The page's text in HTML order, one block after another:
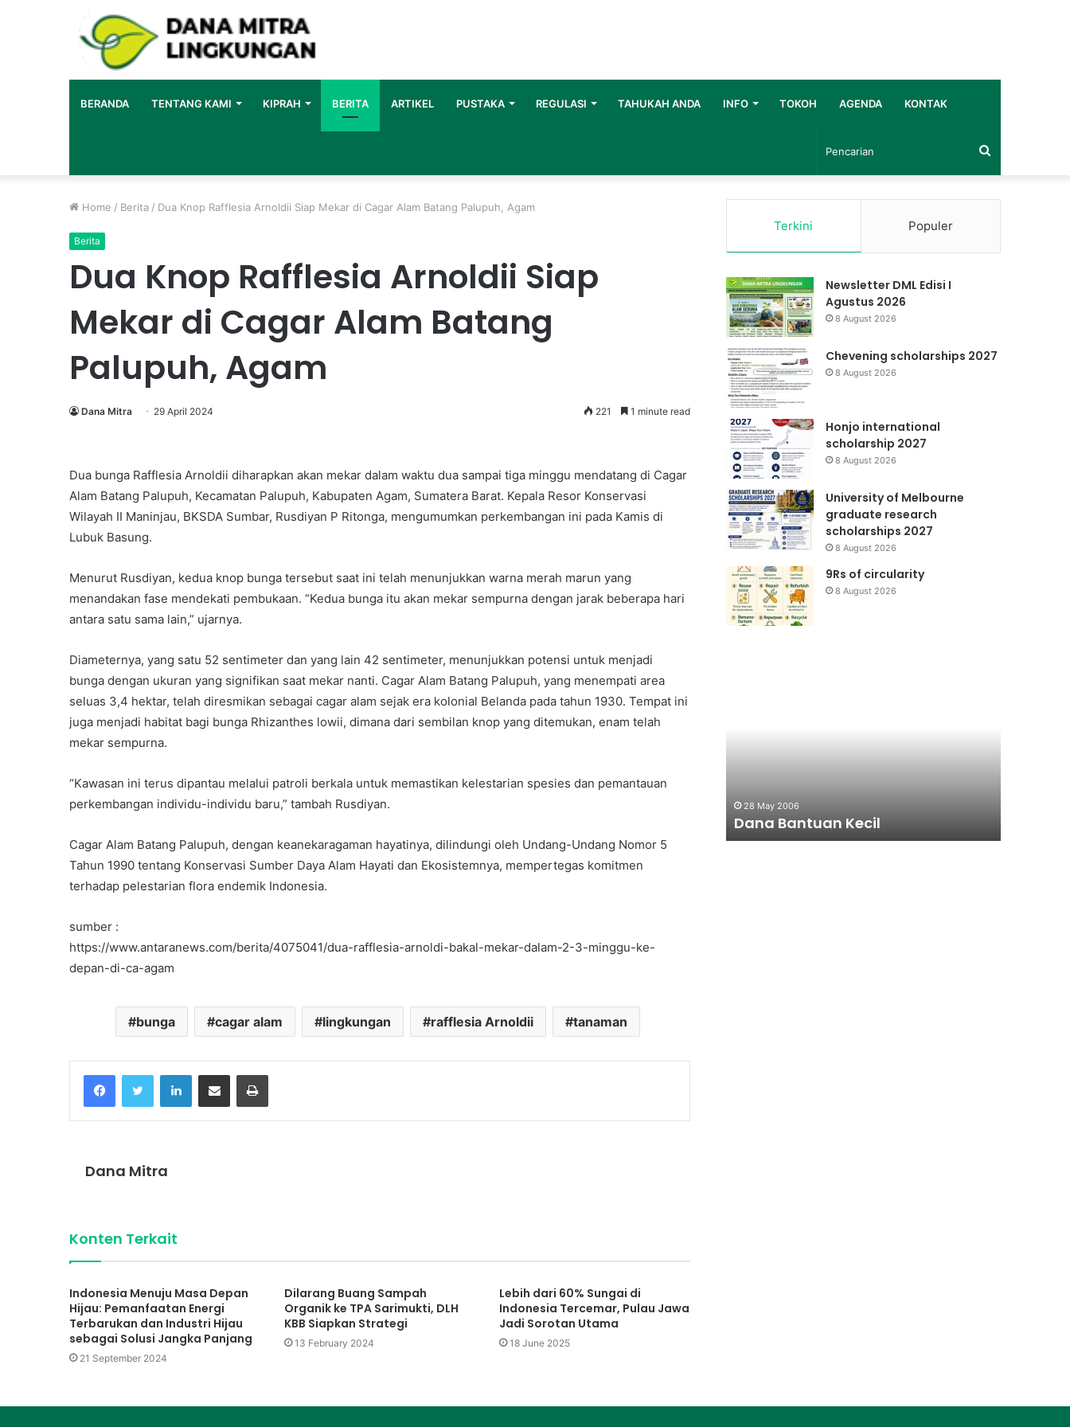
BERANDA TENTANG KAMI KIPRAH BERITA ARTIKEL PUSTAKA REGULASI TAHUKAH ANDA INFO TOKOH AGENDA KONTAK
Pencarian
Home / Berita / Dua Knop Rafflesia Arnoldii Siap Mekar di Cagar Alam Batang Palupuh, Agam
Berita
Dua Knop Rafflesia Arnoldii Siap
Mekar di Cagar Alam Batang
Palupuh, Agam
Dana Mitra 29 April 2024 221 1 minute read
Dua bunga Rafflesia Arnoldii diharapkan akan mekar dalam waktu dua sampai tiga minggu mendatang di Cagar
Alam Batang Palupuh, Kecamatan Palupuh, Kabupaten Agam, Sumatera Barat. Kepala Resor Konservasi
Wilayah II Maninjau, BKSDA Sumbar, Rusdiyan P Ritonga, mengumumkan perkembangan ini pada Kamis di
Lubuk Basung.
Menurut Rusdiyan, kedua knop bunga tersebut saat ini telah menunjukkan warna merah marun yang
menandakan fase mendekati pembukaan. “Kedua bunga itu akan mekar sempurna dengan jarak beberapa hari
antara satu sama lain,” ujarnya.
Diameternya, yang satu 52 sentimeter dan yang lain 42 sentimeter, menunjukkan potensi untuk menjadi
bunga dengan ukuran yang signifikan saat mekar nanti. Cagar Alam Batang Palupuh, yang menempati area
seluas 3,4 hektar, telah diresmikan sebagai cagar alam sejak era kolonial Belanda pada tahun 1930. Tempat ini
juga menjadi habitat bagi bunga Rhizanthes lowii, dimana dari sembilan knop yang ditemukan, enam telah
mekar sempurna.
“Kawasan ini terus dipantau melalui patroli berkala untuk memastikan kelestarian spesies dan pemantauan
perkembangan individu-individu baru,” tambah Rusdiyan.
Cagar Alam Batang Palupuh, dengan keanekaragaman hayatinya, dilindungi oleh Undang-Undang Nomor 5
Tahun 1990 tentang Konservasi Sumber Daya Alam Hayati dan Ekosistemnya, mempertegas komitmen
terhadap pelestarian flora endemik Indonesia.
sumber :
https://www.antaranews.com/berita/4075041/dua-rafflesia-arnoldi-bakal-mekar-dalam-2-3-minggu-ke-
depan-di-ca-agam
bunga cagar alam lingkungan rafflesia Arnoldii tanaman
FacebookTwitter LinkedInShare via Email Print
Dana Mitra
Konten Terkait
Indonesia Menuju Masa Depan
Hijau: Pemanfaatan Energi
Terbarukan dan Industri Hijau
sebagai Solusi Jangka Panjang
21 September 2024
Dilarang Buang Sampah
Organik ke TPA Sarimukti, DLH
KBB Siapkan Strategi
13 February 2024
Lebih dari 60% Sungai di
Indonesia Tercemar, Pulau Jawa
Jadi Sorotan Utama
18 June 2025
Terkini Populer
Newsletter DML Edisi I
Agustus 2026
8 August 2026
Chevening scholarships 2027
8 August 2026
Honjo international
scholarship 2027
8 August 2026
University of Melbourne
graduate research
scholarships 2027
8 August 2026
9Rs of circularity
8 August 2026
Manajemen
Pengetahuan
Dana
DML)14 December 2025
Menilik Manajemen Pengetahuan
DML
28 May 2006
Dana Bantuan Kecil